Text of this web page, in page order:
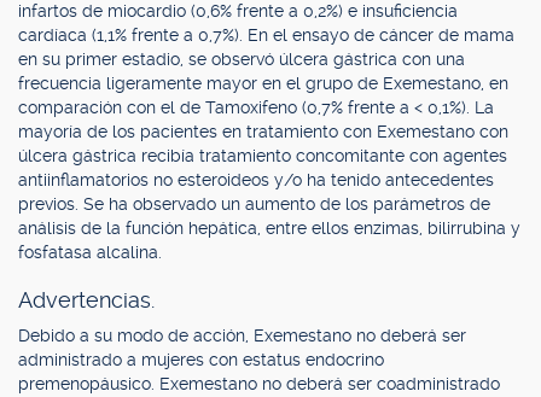
infartos de miocardio (0,6% frente a 0,2%) e insuficiencia
cardíaca (1,1% frente a 0,7%). En el ensayo de cáncer de mama
en su primer estadio, se observó úlcera gástrica con una
frecuencia ligeramente mayor en el grupo de Exemestano, en
comparación con el de Tamoxifeno (0,7% frente a < 0,1%). La
mayoría de los pacientes en tratamiento con Exemestano con
úlcera gástrica recibía tratamiento concomitante con agentes
antiinflamatorios no esteroideos y/o ha tenido antecedentes
previos. Se ha observado un aumento de los parámetros de
análisis de la función hepática, entre ellos enzimas, bilirrubina y
fosfatasa alcalina.
Advertencias.
Debido a su modo de acción, Exemestano no deberá ser
administrado a mujeres con estatus endocrino
premenopáusico. Exemestano no deberá ser coadministrado